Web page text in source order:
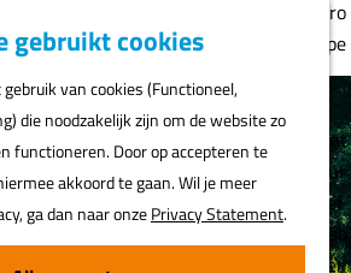
gebruikt cookies
van cookies (Functioneel,
die noodzakelijk zijn om de website zo
functioneren. Door op accepteren te
akkoord te gaan. Wil je meer
ga dan naar onzePrivacy Statement.
F
v
o
r
i
e
t
Z
e
k
e
n
MENU
Gro
epe
Nat
uur
lief
heb
ber